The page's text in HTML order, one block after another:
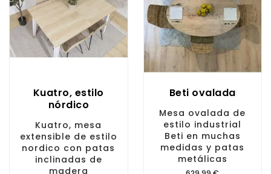
Kuatro, estilo
nórdico
Kuatro, mesa
extensible de estilo
nordico con patas
inclinadas de
madera
Beti ovalada
Mesa ovalada de
estilo industrial
Beti en muchas
medidas y patas
metálicas